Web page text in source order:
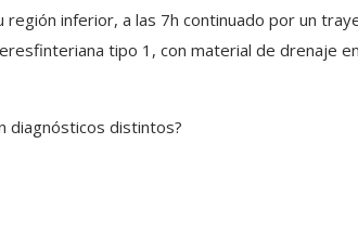
inferior, a las 7h continuado por un
tipo 1, con material de drenaje
diagnósticos distintos?